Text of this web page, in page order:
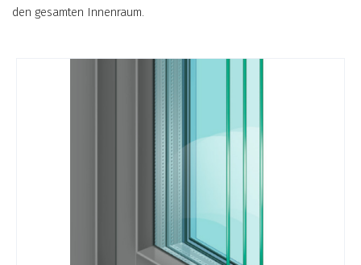
den gesamten Innenraum.